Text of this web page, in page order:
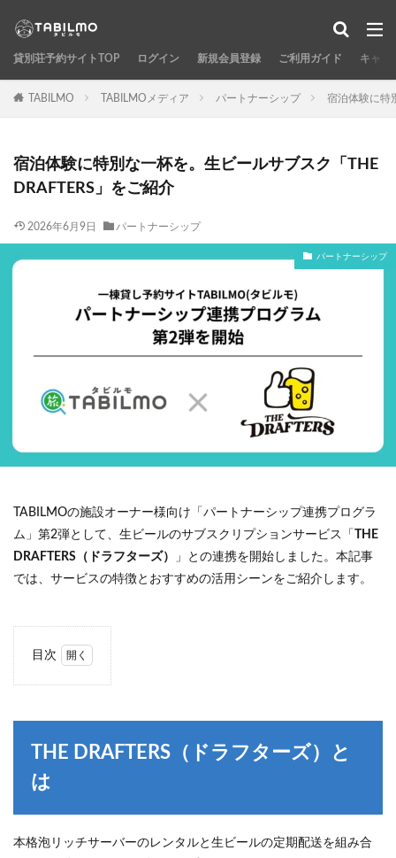
貸別荘予約サイトTOP ログイン 新規会員登録 ご利用ガイド キャン
TABILMO TABILMOメディア パートナーシップ 宿泊体験に特
宿泊体験に特別な一杯を。生ビールサブスク「THE
DRAFTERS」をご紹介
2026年6月9日 パートナーシップ
パートナーシップ
TABILMOの施設オーナー様向け「パートナーシップ連携プログラ
ム」第2弾として、生ビールのサブスクリプションサービス「
THE
DRAFTERS（ドラフターズ）
」との連携を開始しました。本記事
では、サービスの特徴とおすすめの活用シーンをご紹介します。
目次
こん
なシ
すす
THE DRAFTERS（ドラフターズ）と
は
本格泡リッチサーバーのレンタルと生ビールの定期配送を組み合